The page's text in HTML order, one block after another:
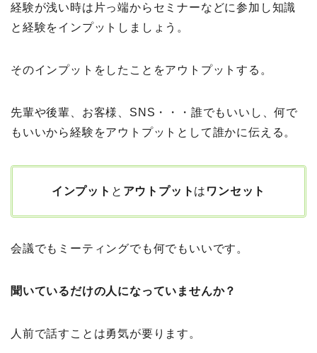
経験が浅い時は片っ端からセミナーなどに参加し知識
と経験をインプットしましょう。
そのインプットをしたことをアウトプットする。
先輩や後輩、お客様、SNS・・・誰でもいいし、何で
もいいから経験をアウトプットとして誰かに伝える。
インプット と アウトプット は ワンセット
会議でもミーティングでも何でもいいです。
聞いているだけの人になっていませんか？
人前で話すことは勇気が要ります。